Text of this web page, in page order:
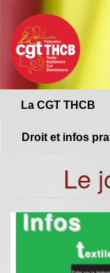
contenu
principal
La CGT THCB
Droit et infos
Le